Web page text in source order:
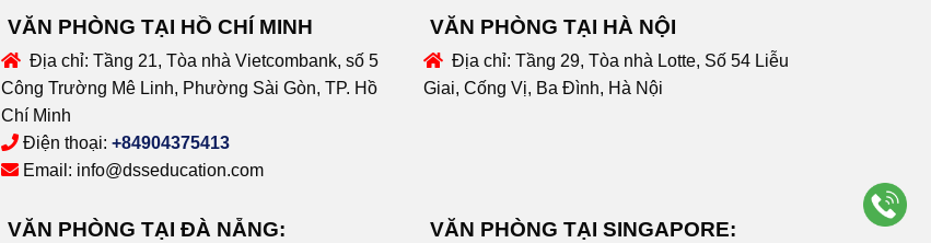
VĂN PHÒNG TẠI HỒ CHÍ MINH
Địa chỉ: Tầng 21, Tòa nhà Vietcombank, số 5
Công Trường Mê Linh, Phường Sài Gòn, TP. Hồ
Chí Minh
Điện thoại: +84904375413
Email: info@dsseducation.com
VĂN PHÒNG TẠI HÀ NỘI
Địa chỉ:Tầng 29, Tòa nhà Lotte, Số 54 Liễu
Giai, Cống Vị, Ba Đình, Hà Nội
VĂN PHÒNG TẠI ĐÀ NẴNG: VĂN PHÒNG TẠI SINGAPORE: